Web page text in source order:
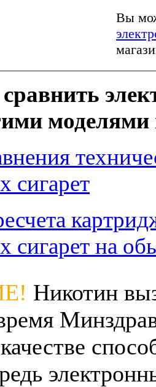
Вы
моделями
сигарет
сигарет на
Никотин